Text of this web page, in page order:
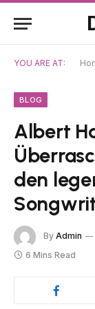
YOU ARE AT:
BLOG
Albert
den
By Admin
6 Mins Read